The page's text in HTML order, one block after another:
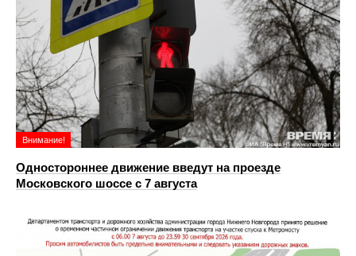
Внимание!
Одностороннее движение введут на проезде
Московского шоссе с 7 августа